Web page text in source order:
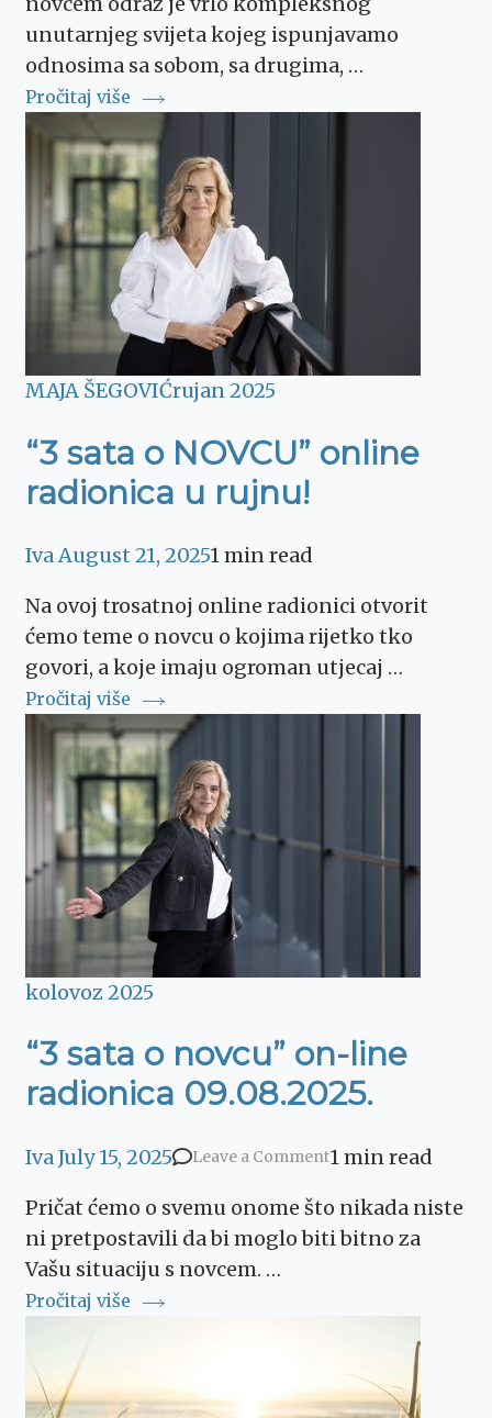
unutarnjeg svijeta kojeg ispunjavamo
odnosima sa sobom, sa drugima, …
Pročitaj više
MAJA ŠEGOVIĆrujan 2025
“3 sata o NOVCU” online
radionica u rujnu!
Iva August 21, 20251 min read
Na ovoj trosatnoj online radionici otvorit
ćemo teme o novcu o kojima rijetko tko
govori, a koje imaju ogroman utjecaj …
Pročitaj više
kolovoz 2025
“3 sata o novcu” on-line
radionica 09.08.2025.
IvaJuly 15, 2025 Leave a Commenton
sata
o
radionica
09.08.2025.
1 min read
Pričat ćemo o svemu onome što nikada niste
ni pretpostavili da bi moglo biti bitno za
Vašu situaciju s novcem. …
Pročitaj više